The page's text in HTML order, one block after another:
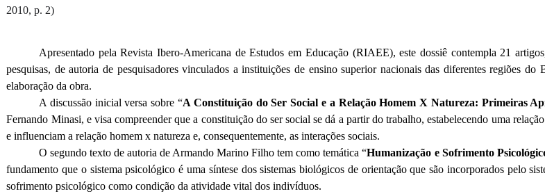
2010, p. 2)
Apresentado pela Revista Ibero-Americana de Estudos em Educação (RIAEE), este dossiê contempla 21
pesquisas, de autoria de pesquisadores vinculados a instituições de ensino superior nacionais das diferentes regiões
elaboração da obra.
A discussão inicial versa sobre “A Constituição do Ser Social e a Relação Homem X Natureza: Primeiras
Fernando Minasi, e visa compreender que a constituição do ser social se dá a partir do trabalho, estabelecendo uma
e influenciam a relação homem x natureza e, consequentemente, as interações sociais.
O segundo texto de autoria de Armando Marino Filho tem como temática “Humanização e Sofrimento
fundamento que o sistema psicológico é uma síntese dos sistemas biológicos de orientação que são incorporados pelo
sofrimento psicológico como condição da atividade vital dos indivíduos.